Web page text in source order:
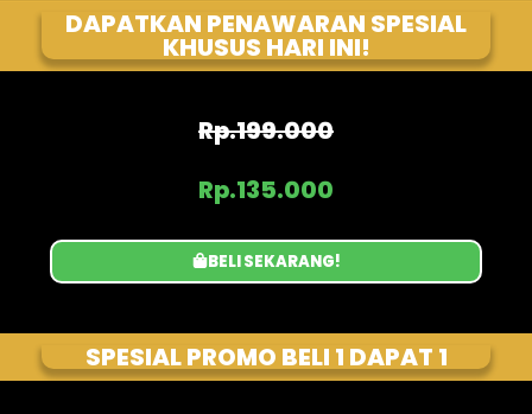
DAPATKAN PENAWARAN SPESIAL
KHUSUS HARI INI!
Rp.199.000
Rp.135.000
BELI SEKARANG!
SPESIAL PROMO BELI 1 DAPAT 1